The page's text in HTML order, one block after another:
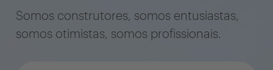
Somos construtores, somos entusiastas,
somos otimistas, somos profissionais.